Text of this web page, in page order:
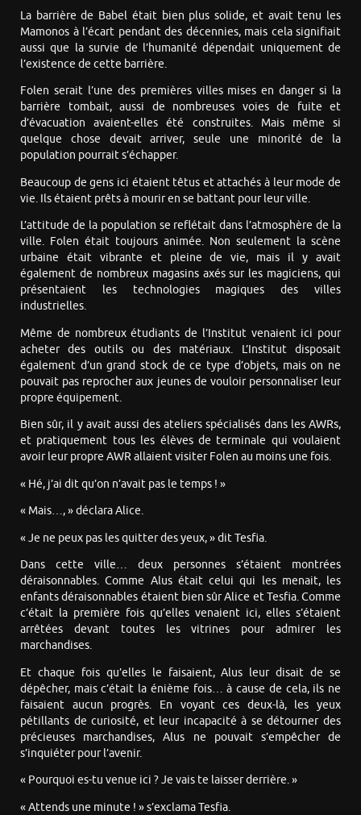
La barrière de Babel était bien plus solide, et avait tenu les
Mamonos à l’écart pendant des décennies, mais cela signifiait
aussi que la survie de l’humanité dépendait uniquement de
l’existence de cette barrière.
Folen serait l’une des premières villes mises en danger si la
barrière tombait, aussi de nombreuses voies de fuite et
d’évacuation avaient-elles été construites. Mais même si
quelque chose devait arriver, seule une minorité de la
population pourrait s’échapper.
Beaucoup de gens ici étaient têtus et attachés à leur mode de
vie. Ils étaient prêts à mourir en se battant pour leur ville.
L’attitude de la population se reflétait dans l’atmosphère de la
ville. Folen était toujours animée. Non seulement la scène
urbaine était vibrante et pleine de vie, mais il y avait
également de nombreux magasins axés sur les magiciens, qui
présentaient les technologies magiques des villes
industrielles.
Même de nombreux étudiants de l’Institut venaient ici pour
acheter des outils ou des matériaux. L’Institut disposait
également d’un grand stock de ce type d’objets, mais on ne
pouvait pas reprocher aux jeunes de vouloir personnaliser leur
propre équipement.
Bien sûr, il y avait aussi des ateliers spécialisés dans les AWRs,
et pratiquement tous les élèves de terminale qui voulaient
avoir leur propre AWR allaient visiter Folen au moins une fois.
« Hé, j’ai dit qu’on n’avait pas le temps ! »
« Mais…, » déclara Alice.
« Je ne peux pas les quitter des yeux, » dit Tesfia.
Dans cette ville… deux personnes s’étaient montrées
déraisonnables. Comme Alus était celui qui les menait, les
enfants déraisonnables étaient bien sûr Alice et Tesfia. Comme
c’était la première fois qu’elles venaient ici, elles s’étaient
arrêtées devant toutes les vitrines pour admirer les
marchandises.
Et chaque fois qu’elles le faisaient, Alus leur disait de se
dépêcher, mais c’était la énième fois… à cause de cela, ils ne
faisaient aucun progrès. En voyant ces deux-là, les yeux
pétillants de curiosité, et leur incapacité à se détourner des
précieuses marchandises, Alus ne pouvait s’empêcher de
s’inquiéter pour l’avenir.
« Pourquoi es-tu venue ici ? Je vais te laisser derrière. »
« Attends une minute ! » s’exclama Tesfia.